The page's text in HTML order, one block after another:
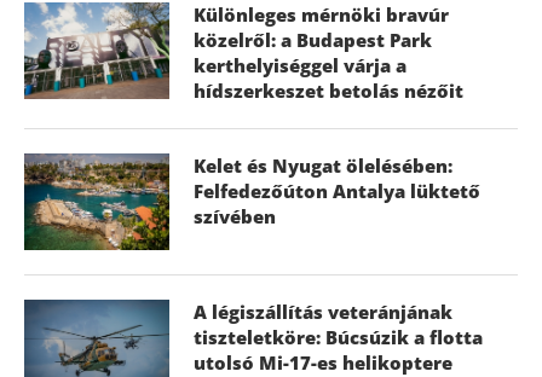
Különleges mérnöki bravúr
közelről: a Budapest Park
kerthelyiséggel várja a
hídszerkeszet betolás nézőit
Kelet és Nyugat ölelésében:
Felfedezőúton Antalya lüktető
szívében
A légiszállítás veteránjának
tiszteletköre: Búcsúzik a flotta
utolsó Mi-17-es helikoptere